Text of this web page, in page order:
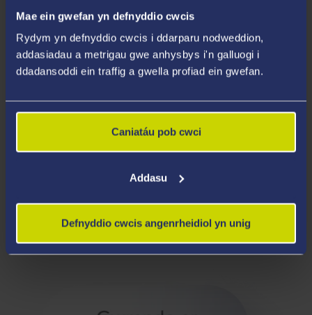
Mae ein gwefan yn defnyddio cwcis
Rydym yn defnyddio cwcis i ddarparu nodweddion,
addasiadau a metrigau gwe anhysbys i'n galluogi i
ddadansoddi ein traffig a gwella profiad ein gwefan.
Caniatáu pob cwci
Addasu
Defnyddio cwcis angenrheidiol yn unig